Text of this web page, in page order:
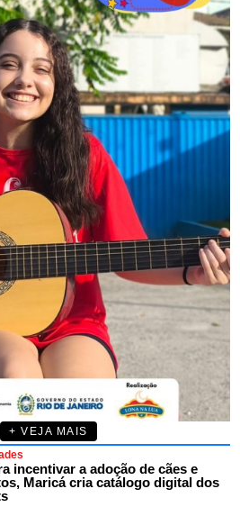
+ VEJA MAIS
incentivar a adoção de cães e
Maricá cria catálogo digital dos